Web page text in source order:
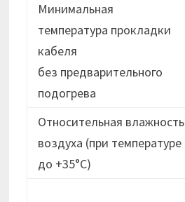
Минимальная
температура прокладки
кабеля
без предварительного
подогрева
Относительная влажность
воздуха (при температуре
до +35°С)